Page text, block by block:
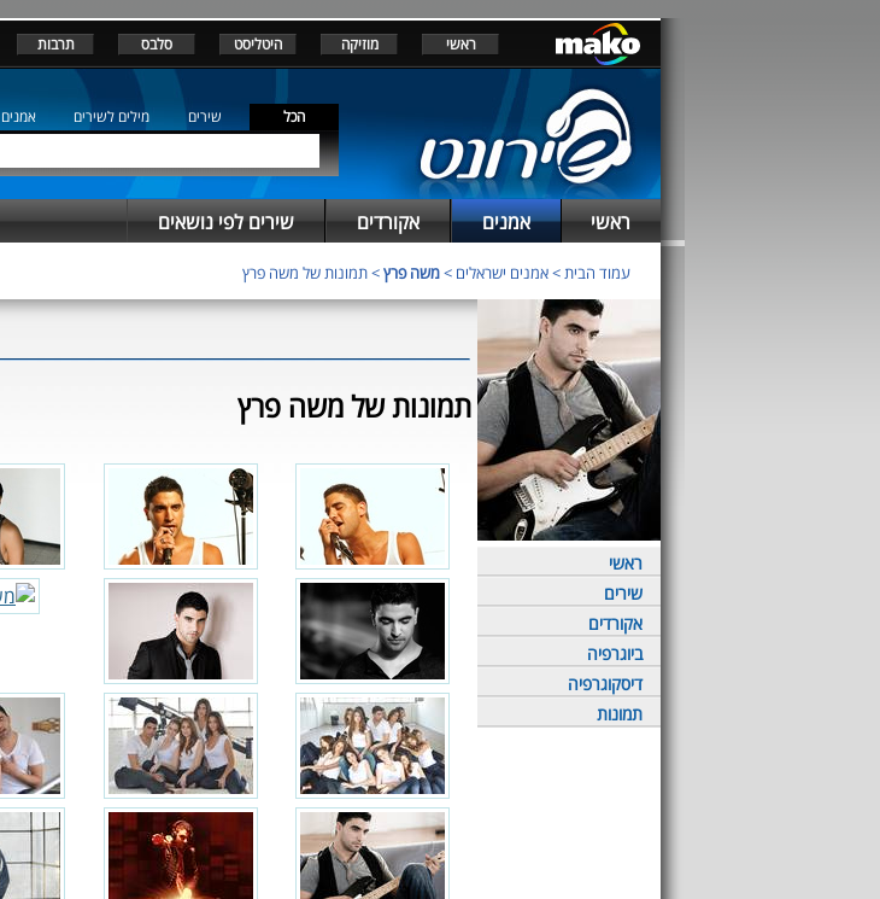
ראשי מוזיקה היטליסט סלבס תרבות
הכל שירים מילים לשירים אמנים
ראשי אמנים אקורדים שירים לפי נושאים
עמוד הבית>אמנים ישראלים >משה פרץ> תמונות של משה פרץ
ראשי
שירים
אקורדים
ביוגרפיה
דיסקוגרפיה
תמונות
תמונות של משה פרץ